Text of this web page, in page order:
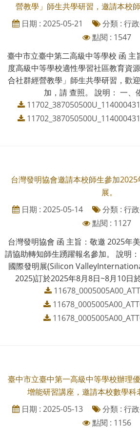
營教學」師生共學研習，邀請本校
日期 : 2025-05-21
分類 : 行政
點閱 : 1547
臺中市立臺中第二高級中等學校 函 主
度高級中等學校適性學習社區教育資
合社群經營教學」師生共學研習，歡
加，請 查照。 說明： 一、
台灣發明協會邀請本校師生參加
展。
日期 : 2025-05-14
分類 : 行政
點閱 : 1127
台灣發明協會 函 主旨：敬邀 2025年
請協助轉知師生踴躍報名參加。 說明
國際發明展(Silicon
2025)訂於2025年8月8日~8月10日
臺中市立臺中第一高級中等學校辦理
增能研習講座，邀請本校數學科
日期 : 2025-05-13
分類 : 行政
點閱 : 1156